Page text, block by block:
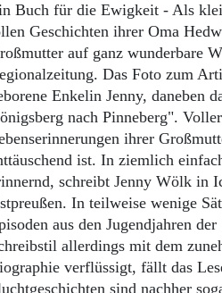
Abo Prämien
Archiv
Mediadaten
Buch für die Ewigkeit - Als
Geschichten ihrer Oma
auf ganz wunderbare
Das Foto zum
Enkelin Jenny, daneben
nach Pinneberg".
ihrer
ist. In ziemlich
schreibt Jenny Wölk in
In teilweise wenige
aus den Jugendjahren
allerdings mit dem
verflüssigt, fällt das
sind nachher